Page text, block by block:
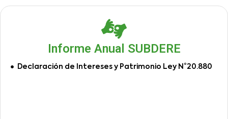
Informe Anual SUBDERE
Declaración de Intereses y Patrimonio Ley N°20.880